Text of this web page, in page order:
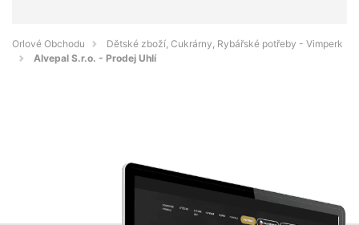
Orlové Obchodu
Dětské zboží, Cukrárny, Rybářské potřeby - Vimperk
Alvepal S.r.o. - Prodej Uhlí